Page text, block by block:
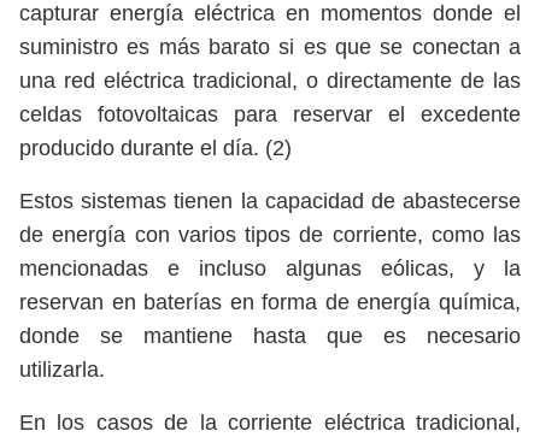
capturar energía eléctrica en momentos donde el
suministro es más barato si es que se conectan a
una red eléctrica tradicional, o directamente de las
celdas fotovoltaicas para reservar el excedente
producido durante el día. (2)
Estos sistemas tienen la capacidad de abastecerse
de energía con varios tipos de corriente, como las
mencionadas e incluso algunas eólicas, y la
reservan en baterías en forma de energía química,
donde se mantiene hasta que es necesario
utilizarla.
En los casos de la corriente eléctrica tradicional,